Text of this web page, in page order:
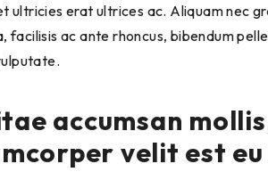
ultricies erat ultrices ac. Aliquam nec
ac ante rhoncus, bibendum
accumsan
velit est